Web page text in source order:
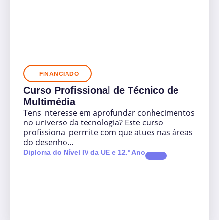
FINANCIADO
Curso Profissional de Técnico de
Multimédia
Tens interesse em aprofundar conhecimentos
no universo da tecnologia? Este curso
profissional permite com que atues nas áreas
do desenho...
Diploma do Nível IV da UE e 12.º Ano